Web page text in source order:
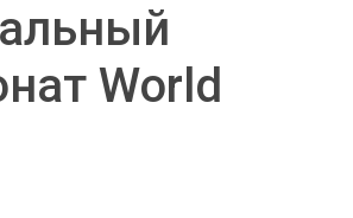
World